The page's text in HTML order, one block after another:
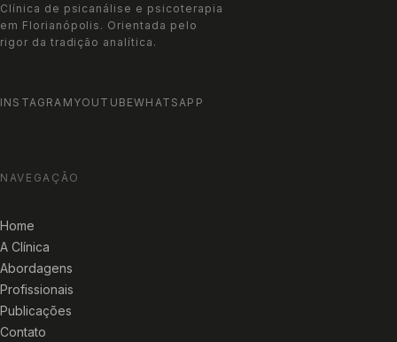
Clínica de psicanálise e psicoterapia
em Florianópolis. Orientada pelo
rigor da tradição analítica.
INSTAGRAM YOUTUBEWHATSAPP
NAVEGAÇÃO
Home
A Clínica
Abordagens
Profissionais
Publicações
Contato